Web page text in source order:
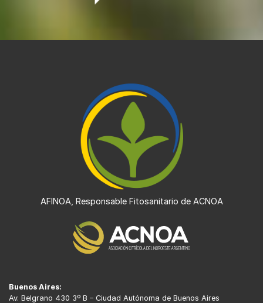
AFINOA, Responsable Fitosanitario de ACNOA
Buenos Aires:
Av. Belgrano 430 3º B – Ciudad Autónoma de Buenos Aires